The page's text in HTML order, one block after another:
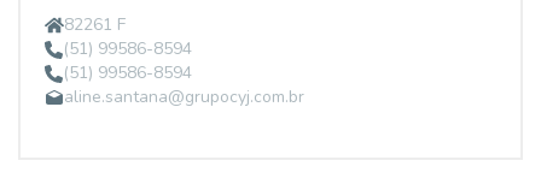
82261 F
(51) 99586-8594
(51) 99586-8594
aline.santana@grupocyj.com.br